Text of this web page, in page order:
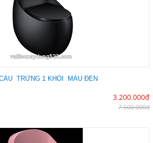
TRỨNG 1 KHỐI MÀU ĐEN
3.200.000đ
7.500.000đ